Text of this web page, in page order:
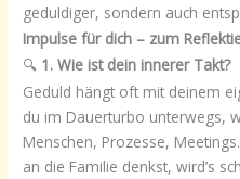
geduldiger, sondern auch
Impulse für dich – zum
🔍 1. Wie ist dein innerer Takt?
Geduld hängt oft mit deinem
du im Dauerturbo unterwegs,
Menschen, Prozesse,
an die Familie denkst, wird’s